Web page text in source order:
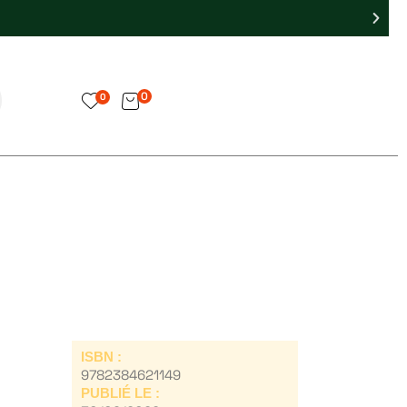
0 0
ISBN :
9782384621149
PUBLIÉ LE :